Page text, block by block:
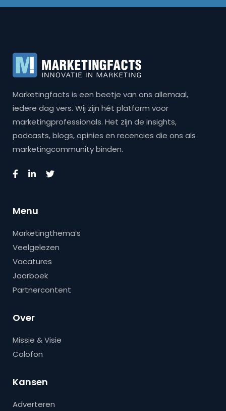
Marketingfacts is een beetje van ons allemaal,
iedere dag vers. Wij zijn hét platform voor
marketingprofessionals. Het zijn de insights,
podcasts, blogs, opinies en recencies die ons als
marketingcommunity binden.
Menu
Marketingthema’s
Veelgelezen
Vacatures
Jaarboek
Partnercontent
Over
Missie & Visie
Colofon
Kansen
Adverteren